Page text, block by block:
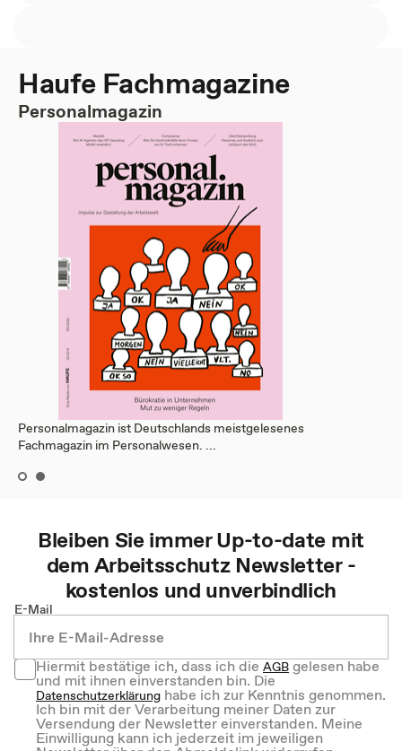
Haufe Fachmagazine
Personalmagazin
Personalmagazin ist Deutschlands meistgelesenes
Fachmagazin im Personalwesen. ...
Bleiben Sie immer Up-to-date mit
demArbeitsschutz Newsletter -
kostenlos und unverbindlich
E-Mail
Hiermit bestätige ich, dass ich dieAGBgelesen habe
und mit ihnen einverstanden bin. Die
Datenschutzerklärung habe ich zur Kenntnis genommen.
Ich bin mit der Verarbeitung meiner Daten zur
Versendung der Newsletter einverstanden. Meine
Einwilligung kann ich jederzeit im jeweiligen